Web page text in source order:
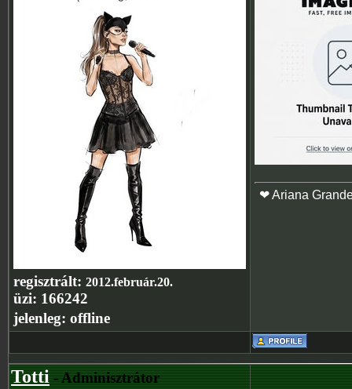
regisztrált: 2012.február.20.
üzi: 166242
jelenleg: offline
❤ Ariana
Totti- Adminisztrátor